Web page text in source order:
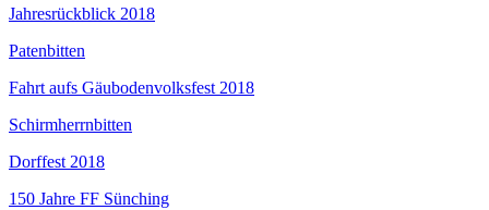
Jahresrückblick 2018
Patenbitten
Fahrt aufs Gäubodenvolksfest 2018
Schirmherrnbitten
Dorffest 2018
150 Jahre FF Sünching